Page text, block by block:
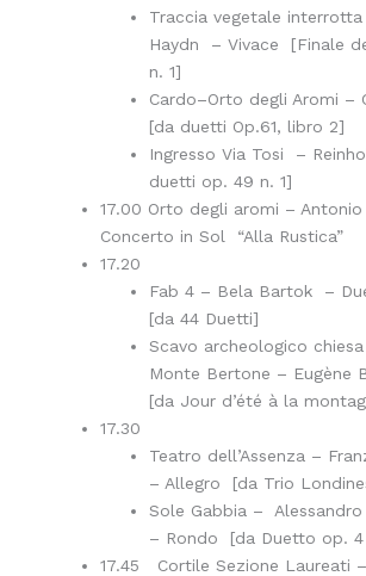
Traccia vegetale
Haydn – Vivace [Finale
n. 1]
Cardo–Orto degli Aromi –
[da duetti Op.61, libro 2]
Ingresso Via Tosi –
duetti op. 49 n. 1]
17.00 Orto degli aromi – Antonio
Concerto in Sol “Alla Rustica”
17.20
Fab 4 – Bela Bartok –
[da 44 Duetti]
Scavo archeologico
Monte Bertone – Eugène
[da Jour d’été à la
17.30
Teatro dell’Assenza –
– Allegro [da Trio
Sole Gabbia –
– Rondo [da Duetto op. 4
17.45 Cortile Sezione Laureati